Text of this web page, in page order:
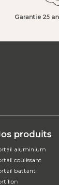
Garantie 25
produits
aluminium
coulissant
battant